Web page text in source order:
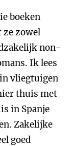
boeken
ze zowel
non-
Ik lees
in vliegtuigen
thuis met
in Spanje
Zakelijke
goed